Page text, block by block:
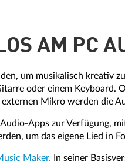
AM PC
um musikalisch kreativ
oder einem
Mikro werden die
Apps zur Verfügung,
um das eigene Lied in
Maker. In seiner